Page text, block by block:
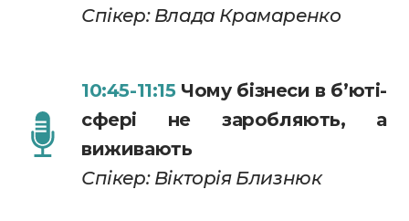
Спікер: Влада Крамаренко
10:45-11:15Чому бізнеси в бʼюті-
сфері не заробляють, а
виживають
Спікер: Вікторія Близнюк